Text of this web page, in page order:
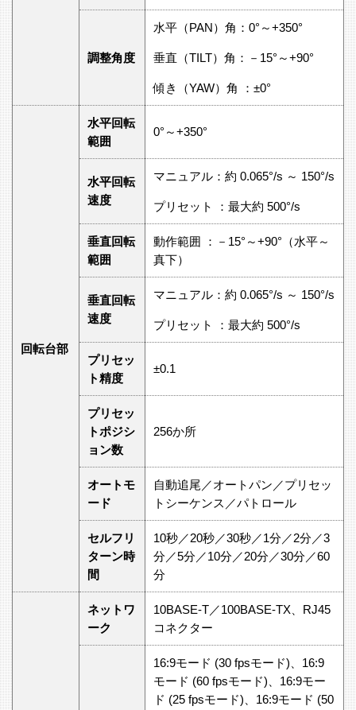
調整角度
水平（PAN）角：0°～+350°
垂直（TILT）角：－15°～+90°
傾き（YAW）角 ：±0°
回転台部
水平回転
範囲
0°～+350°
水平回転
速度
マニュアル：約 0.065°/s ～ 150°/s
プリセット ：最大約 500°/s
垂直回転
範囲
動作範囲 ：－15°～+90°（水平～
真下）
垂直回転
速度
マニュアル：約 0.065°/s ～ 150°/s
プリセット ：最大約 500°/s
プリセッ
ト精度
±0.1
プリセッ
トポジシ
ョン数
256か所
オートモ
ード
自動追尾／オートパン／プリセッ
トシーケンス／パトロール
セルフリ
ターン時
間
10秒／20秒／30秒／1分／2分／3
分／5分／10分／20分／30分／60
分
ネットワ
ーク
10BASE-T／100BASE-TX、RJ45
コネクター
16:9モード (30 fpsモード)、16:9
モード (60 fpsモード)、16:9モー
ド (25 fpsモード)、16:9モード (50